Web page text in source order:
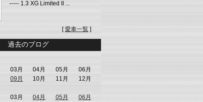
----- 1.3 XG Limited II ...
[愛車一覧 ]
過去のブログ
03月 04月 05月
06月
09月 10月 11月
12月
03月 04月 05月
06月